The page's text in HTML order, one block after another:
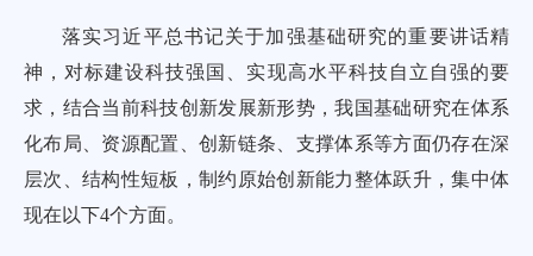
落实习近平总书记关于加强基础研究的重要讲话精
神，对标建设科技强国、实现高水平科技自立自强的要
求，结合当前科技创新发展新形势，我国基础研究在体系
化布局、资源配置、创新链条、支撑体系等方面仍存在深
层次、结构性短板，制约原始创新能力整体跃升，集中体
现在以下4个方面。